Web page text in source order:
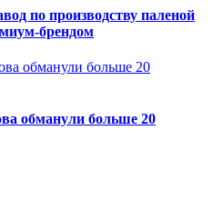
по производству паленой
брендом
обманули больше 20